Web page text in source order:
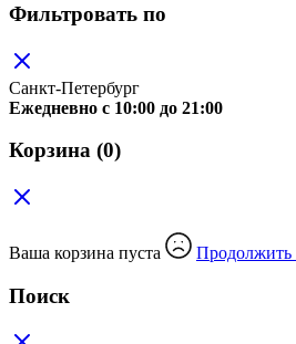
Фильтровать по
Санкт-Петербург
Ежедневно c 10:00 до 21:00
Корзина (0)
Ваша корзина пуста Продолжить
Поиск